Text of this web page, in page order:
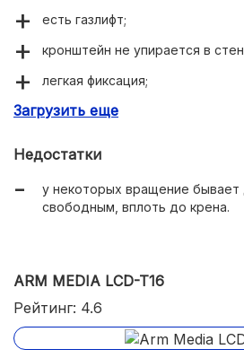
есть газлифт;
кронштейн не упирается в
легкая фиксация;
поворот на 360º.
Загрузить еще
Недостатки
у некоторых вращение бывает
свободным, вплоть до крена.
ARM MEDIA LCD-T16
Рейтинг: 4.6